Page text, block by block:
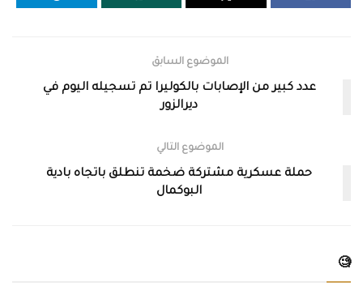
الموضوع السابق
عدد كبير من الإصابات بالكوليرا تم تسجيله اليوم في
ديرالزور
الموضوع التالي
حملة عسكرية مشتركة ضخمة تنطلق باتجاه بادية
البوكمال
🧐